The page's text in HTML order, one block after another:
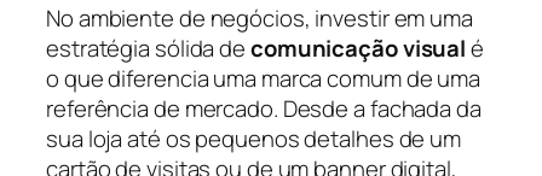
No ambiente de negócios, investir em uma
estratégia sólida decomunicação visualé
o que diferencia uma marca comum de uma
referência de mercado. Desde a fachada da
sua loja até os pequenos detalhes de um
cartão de visitas ou de um banner digital,